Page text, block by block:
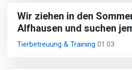
Wir ziehen in den
Alfhausen und suchen
Tierbetreuung & Training 01.03.